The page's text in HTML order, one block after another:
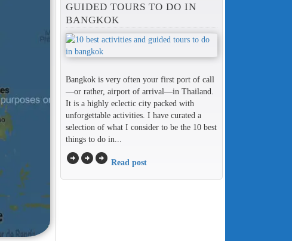
GUIDED TOURS TO DO IN
BANGKOK
Bangkok is very often your first port of call
—or rather, airport of arrival—in Thailand.
It is a highly eclectic city packed with
unforgettable activities. I have curated a
selection of what I consider to be the 10 best
things to do in...
arrow_circle_rightarrow_circle_rightarrow_circle_right Read post